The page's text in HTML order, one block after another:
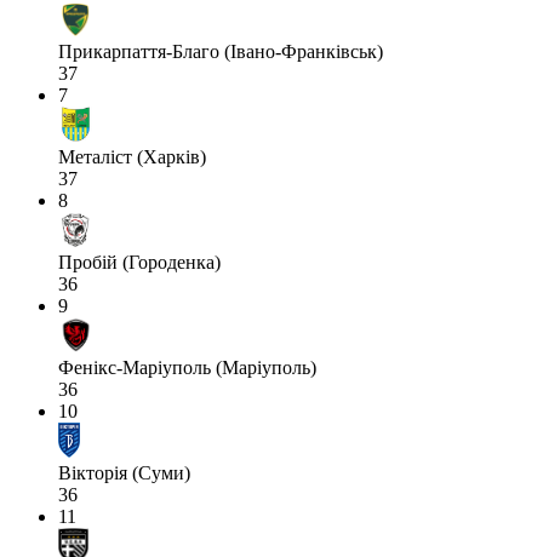
Прикарпаття-Благо (Івано-Франківськ)
37
7
Металіст (Харків)
37
8
Пробій (Городенка)
36
9
Фенікс-Маріуполь (Маріуполь)
36
10
Вікторія (Суми)
36
11